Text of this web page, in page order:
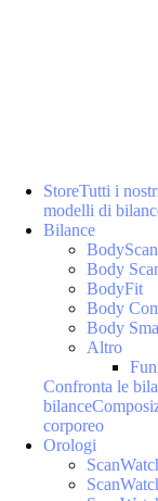
StoreTutti i
modelli di
Bilance
Body
BodyFit
Body
Body
Altro
Confronta le
bilance
corporeo
Orologi